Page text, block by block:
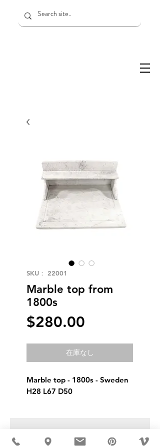
SKU： 22001
Marble top from
1800s
$280.00
格
在庫なし
Marble top - 1800s - Sweden
H28 L67 D50